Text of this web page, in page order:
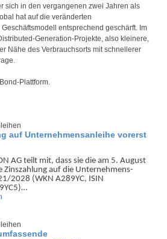
sich in den vergangenen zwei Jahren als
hat auf die veränderten
entsprechend geschärft. Im
Generation-Projekte, also kleinere,
Nähe des Verbrauchsorts mit schnellerer
Plattform.
auf Unternehmensanleihe vorerst
AG teilt mit, dass sie die am 5. August
Zins­zahlung auf die Unter­nehmens­
2028 (WKN A289YC, ISIN